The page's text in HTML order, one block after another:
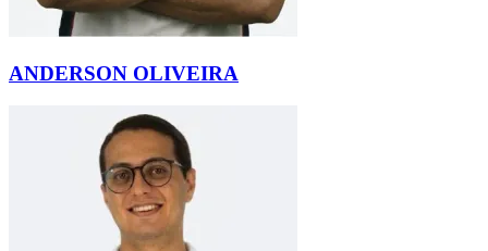
ANDERSON OLIVEIRA